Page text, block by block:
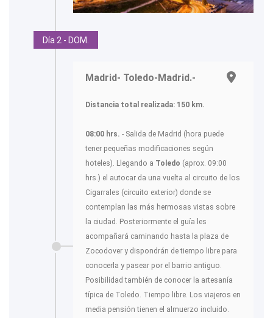
Día 2 - DOM.
Madrid- Toledo-Madrid.-
Distancia total realizada: 150 km.
08:00 hrs. - Salida de Madrid (hora puede
tener pequeñas modificaciones según
hoteles). Llegando a Toledo (aprox. 09:00
hrs.) el autocar da una vuelta al circuito de los
Cigarrales (circuito exterior) donde se
contemplan las más hermosas vistas sobre
la ciudad. Posteriormente el guía les
acompañará caminando hasta la plaza de
Zocodover y dispondrán de tiempo libre para
conocerla y pasear por el barrio antiguo.
Posibilidad también de conocer la artesanía
típica de Toledo. Tiempo libre. Los viajeros en
media pensión tienen el almuerzo incluido.